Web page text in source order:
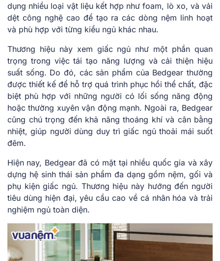
dụng nhiều loại vật liệu kết hợp như foam, lò xo, và vải
dệt công nghệ cao để tạo ra các dòng nệm linh hoạt
và phù hợp với từng kiểu ngủ khác nhau.
Thương hiệu này xem giấc ngủ như một phần quan
trọng trong việc tái tạo năng lượng và cải thiện hiệu
suất sống. Do đó, các sản phẩm của Bedgear thường
được thiết kế để hỗ trợ quá trình phục hồi thể chất, đặc
biệt phù hợp với những người có lối sống năng động
hoặc thường xuyên vận động mạnh. Ngoài ra, Bedgear
cũng chú trọng đến khả năng thoáng khí và cân bằng
nhiệt, giúp người dùng duy trì giấc ngủ thoải mái suốt
đêm.
Hiện nay, Bedgear đã có mặt tại nhiều quốc gia và xây
dựng hệ sinh thái sản phẩm đa dạng gồm nệm, gối và
phụ kiện giấc ngủ. Thương hiệu này hướng đến người
tiêu dùng hiện đại, yêu cầu cao về cá nhân hóa và trải
nghiệm ngủ toàn diện.